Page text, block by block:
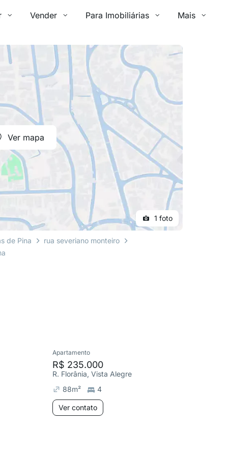
Vender Para Imobiliárias Mais
Ver mapa
1 foto
de Pina
rua severiano monteiro
Apartamento
R$ 235.000
R. Florânia, Vista Alegre
88m² 4
Ver contato